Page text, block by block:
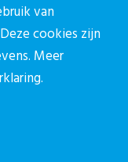
van
cookies zijn
Meer